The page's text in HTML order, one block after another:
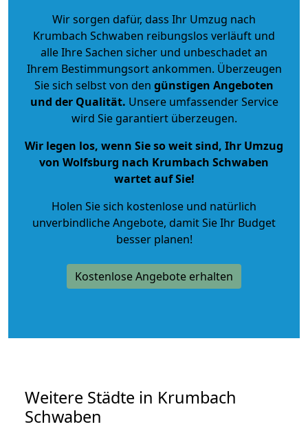
Wir sorgen dafür, dass Ihr Umzug nach
Krumbach Schwaben reibungslos verläuft und
alle Ihre Sachen sicher und unbeschadet an
Ihrem Bestimmungsort ankommen. Überzeugen
Sie sich selbst von den günstigen Angeboten
und der Qualität. Unsere umfassender Service
wird Sie garantiert überzeugen.
Wir legen los, wenn Sie so weit sind, Ihr Umzug
von Wolfsburg nach Krumbach Schwaben
wartet auf Sie!
Holen Sie sich kostenlose und natürlich
unverbindliche Angebote, damit Sie Ihr Budget
besser planen!
Kostenlose Angebote erhalten
Weitere Städte in Krumbach
Schwaben